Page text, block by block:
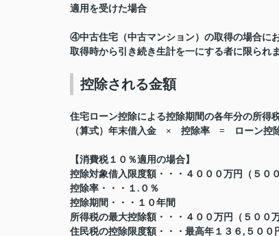
適用を受けた場合
④中古住宅（中古マンション）の取得の場合に
取得時から引き続き生計を一にする者に限られ
控除される金額
住宅ローン控除による控除期間の各年分の所得
（算式）年末借入金 × 控除率 = ローン控
【消費税１０％適用の場合】
控除対象借入限度額・・・４０００万円（５０
控除率・・・１.０％
控除期間・・・１０年間
所得税の最大控除額・・・４００万円（５００万
住民税の控除限度額・・・最高年１３６,５００